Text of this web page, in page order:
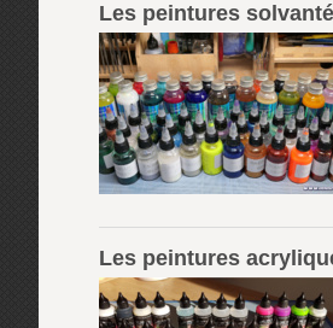
Les peintures
Les peintures